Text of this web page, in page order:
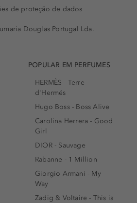
de proteção de dados
Douglas Portugal Lda.
POPULAR EM PERFUMES
HERMÈS - Terre
d'Hermés
Hugo Boss - Boss Alive
Carolina Herrera - Good
Girl
DIOR - Sauvage
Rabanne - 1 Million
Giorgio Armani - My
Way
Zadig & Voltaire - This is